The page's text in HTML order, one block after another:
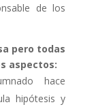
de los
pero todas
aspectos:
hace
hipótesis y